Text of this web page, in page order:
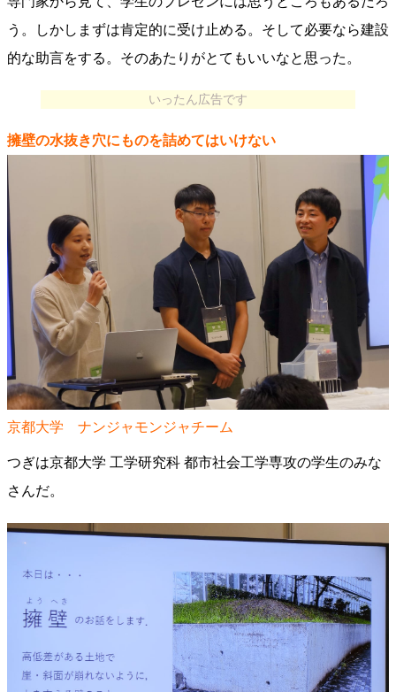
う。しかしまずは肯定的に受け止める。そして必要なら建設
的な助言をする。そのあたりがとてもいいなと思った。
いったん広告です
擁壁の水抜き穴にものを詰めてはいけない
京都大学 ナンジャモンジャチーム
つぎは京都大学 工学研究科 都市社会工学専攻の学生のみな
さんだ。